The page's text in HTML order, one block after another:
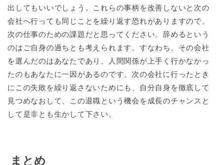
出してもいいでしょう。これらの事柄を改善しないと次の
会社へ行っても同じことを繰り返す恐れがありますので、
次の仕事のための課題だと思ってください。辞めるという
のはご自身の過ちとも考えられます。すなわち、その会社
を選んだのはあなたであり、人間関係が上手く行かなかっ
たのもあなたに一因があるのです。次の会社に行ったとき
にこの失敗を繰り返さないためにも、自分自身を徹底して
見つめなおして、この退職という機会を成長のチャンスと
して是非とも生かして下さい。
まとめ